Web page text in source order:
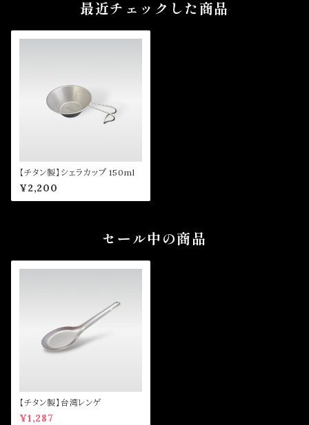
最近チェックした商品
【チタン製】シェラカップ 150ml
¥2,200
セール中の商品
【チタン製】台湾レンゲ
¥1,287